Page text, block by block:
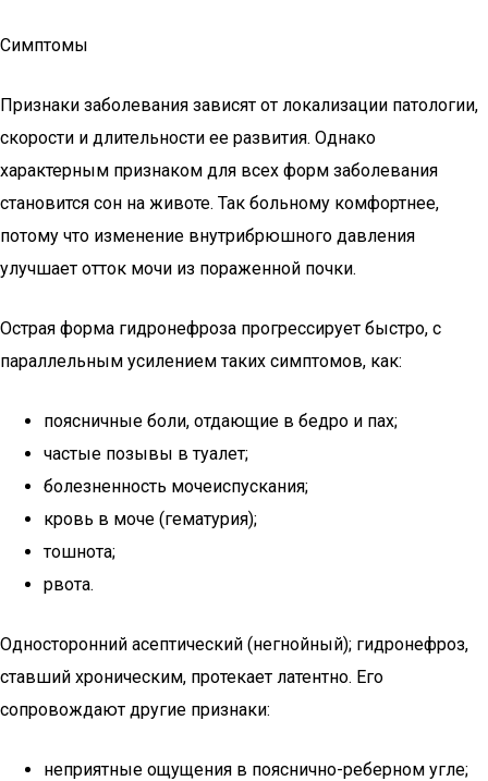
Симптомы
Признаки заболевания зависят от локализации патологии,
скорости и длительности ее развития. Однако
характерным признаком для всех форм заболевания
становится сон на животе. Так больному комфортнее,
потому что изменение внутрибрюшного давления
улучшает отток мочи из пораженной почки.
Острая форма гидронефроза прогрессирует быстро, с
параллельным усилением таких симптомов, как:
поясничные боли, отдающие в бедро и пах;
частые позывы в туалет;
болезненность мочеиспускания;
кровь в моче (гематурия);
тошнота;
рвота.
Односторонний асептический (негнойный); гидронефроз,
ставший хроническим, протекает латентно. Его
сопровождают другие признаки:
неприятные ощущения в пояснично-реберном угле;